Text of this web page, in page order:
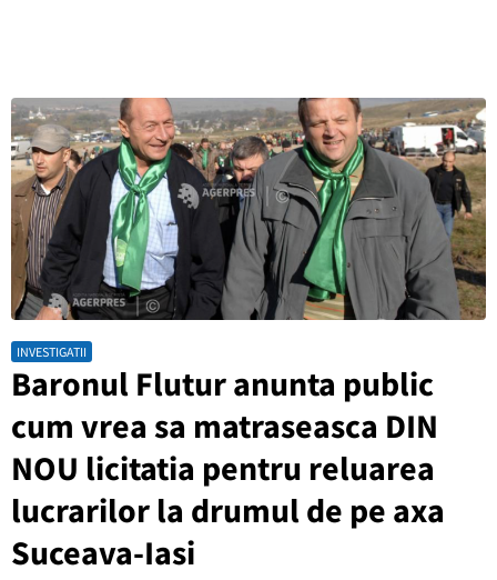
INVESTIGATII
Baronul Flutur anunta public
cum vrea sa matraseasca DIN
NOU licitatia pentru reluarea
lucrarilor la drumul de pe axa
Suceava-Iasi